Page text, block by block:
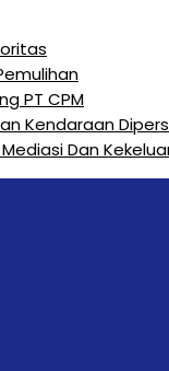
PT CPM
Kendaraan
Dan